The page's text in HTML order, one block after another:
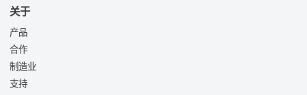
关于
产品
合作
制造业
支持